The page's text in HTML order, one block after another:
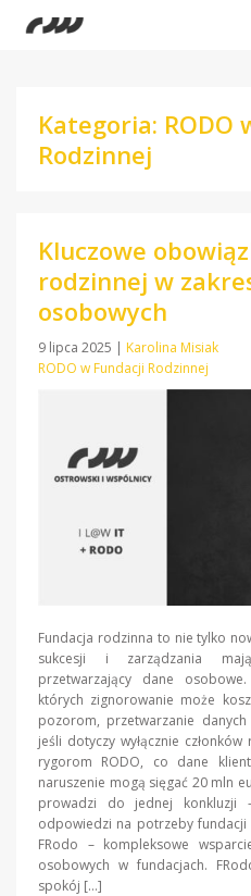
Kategoria: RODO
Rodzinnej
Kluczowe
rodzinnej w
osobowych
9 lipca 2025 | Karolina Misiak
RODO w Fundacji Rodzinnej
Fundacja rodzinna to nie tylko
sukcesji i zarządzania
przetwarzający dane
których zignorowanie może
pozorom, przetwarzanie
jeśli dotyczy wyłącznie
rygorom RODO, co dane
naruszenie mogą sięgać 20 mln
prowadzi do jednej konkluzji
odpowiedzi na potrzeby fundacji
FRodo – kompleksowe
osobowych w fundacjach.
spokój […]